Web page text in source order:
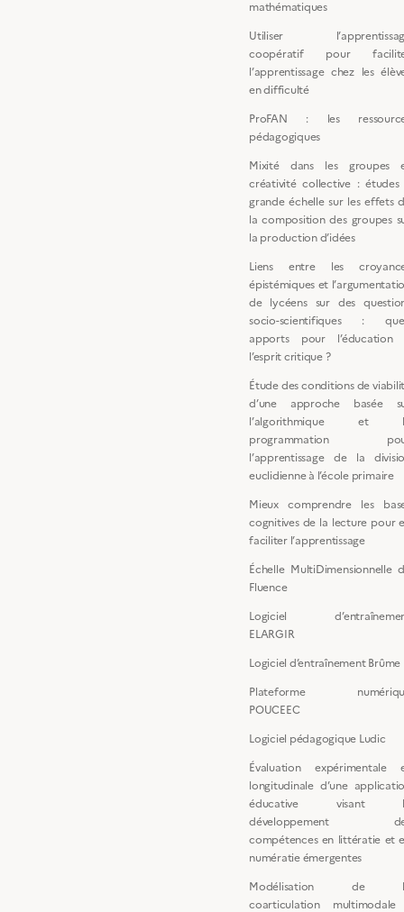
mathématiques
Utiliser
coopératif pour
l’apprentissage chez les
en difficulté
ProFAN : les
pédagogiques
Mixité dans les groupes
créativité collective : études
grande échelle sur les effets
la composition des groupes
la production d’idées
Liens entre les
épistémiques et
de lycéens sur des
socio-scientifiques :
apports pour l’éducation
l’esprit critique ?
Étude des conditions de
d’une approche basée
l’algorithmique et
programmation
l’apprentissage de la
euclidienne à l’école primaire
Mieux comprendre les
cognitives de la lecture pour
faciliter l’apprentissage
Échelle MultiDimensionnelle
Fluence
Logiciel
ELARGIR
Logiciel d’entraînement Brûme
Plateforme
POUCEEC
Logiciel pédagogique Ludic
Évaluation expérimentale
longitudinale d’une
éducative visant
développement
compétences en littératie et
numératie émergentes
Modélisation de
coarticulation